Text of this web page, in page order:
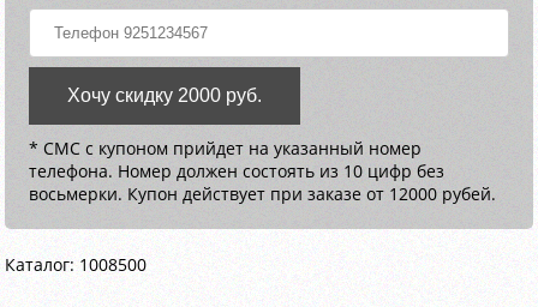
Хочу скидку 2000 руб.
* СМС с купоном прийдет на указанный номер
телефона. Номер должен состоять из 10 цифр без
восьмерки. Купон действует при заказе от 12000 рубей.
Каталог: 1008500